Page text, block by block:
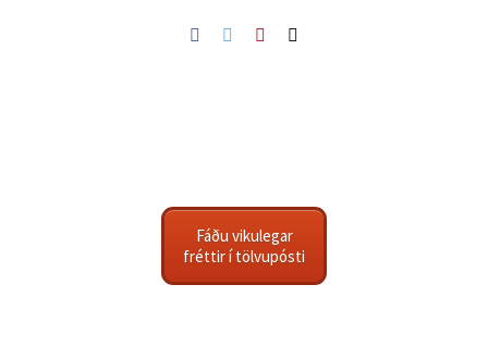
Facebook
TwitterPinterest
Fáðu vikulegar
fréttir í tölvupósti